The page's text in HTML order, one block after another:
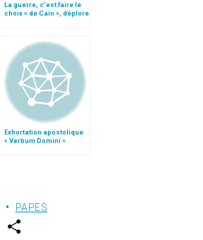
La guerre, c’est faire le
choix « de Caïn », déplore
Exhortation apostolique
« Verbum Domini »
PAPES
w